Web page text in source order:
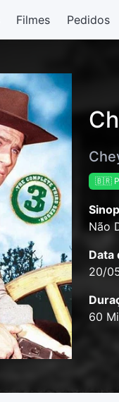
Filmes Pedidos
🇧🇷
Não
Data
20/
60